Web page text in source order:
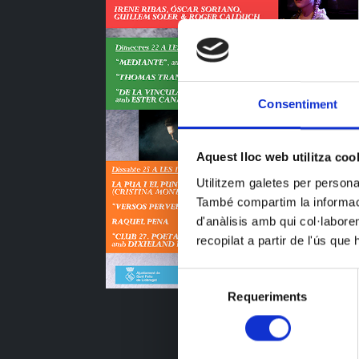
Consentiment
Aquest lloc web utilitza
Utilitzem galetes per
També compartim la
d'anàlisis amb qui
recopilat a partir de l'ús que
consentiment
Requeriments